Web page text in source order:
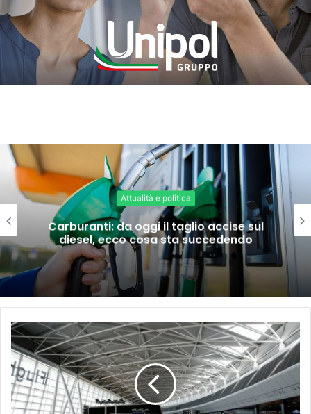
Attualità e politica
Carburanti: da oggi il taglio accise sul
diesel, ecco cosa sta succedendo